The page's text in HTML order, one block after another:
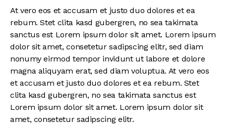
At vero eos et accusam et justo duo dolores et ea
rebum. Stet clita kasd gubergren, no sea takimata
sanctus est Lorem ipsum dolor sit amet. Lorem ipsum
dolor sit amet, consetetur sadipscing elitr, sed diam
nonumy eirmod tempor invidunt ut labore et dolore
magna aliquyam erat, sed diam voluptua. At vero eos
et accusam et justo duo dolores et ea rebum. Stet
clita kasd gubergren, no sea takimata sanctus est
Lorem ipsum dolor sit amet. Lorem ipsum dolor sit
amet, consetetur sadipscing elitr.